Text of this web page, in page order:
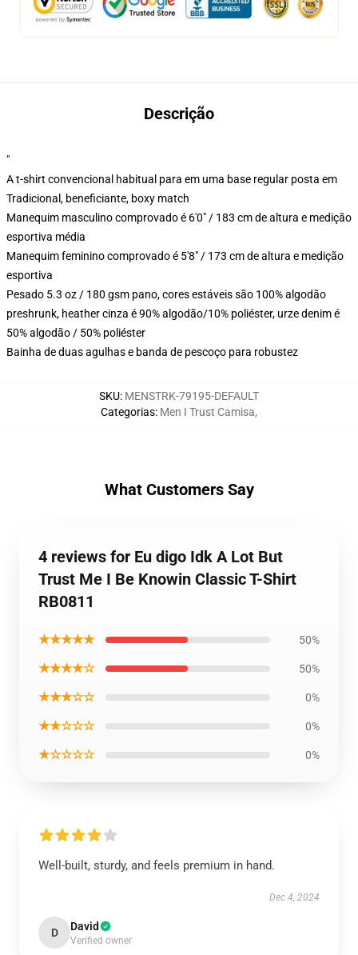
Descrição
"
A t-shirt convencional habitual para em uma base regular posta em
Tradicional, beneficiante, boxy match
Manequim masculino comprovado é 6'0" / 183 cm de altura e medição
esportiva média
Manequim feminino comprovado é 5'8" / 173 cm de altura e medição
esportiva
Pesado 5.3 oz / 180 gsm pano, cores estáveis são 100% algodão
preshrunk, heather cinza é 90% algodão/10% poliéster, urze denim é
50% algodão / 50% poliéster
Bainha de duas agulhas e banda de pescoço para robustez
SKU: MENSTRK-79195-DEFAULT
Categorias: Men I Trust Camisa,
What Customers Say
4 reviews for Eu digo Idk A Lot But
Trust Me I Be Knowin Classic T-Shirt
RB0811
★★★★★ 50%
★★★★☆ 50%
★★★☆☆ 0%
★★☆☆☆ 0%
★☆☆☆☆ 0%
Well-built, sturdy, and feels premium in hand.
Dec 4, 2024
D David
Verified owner